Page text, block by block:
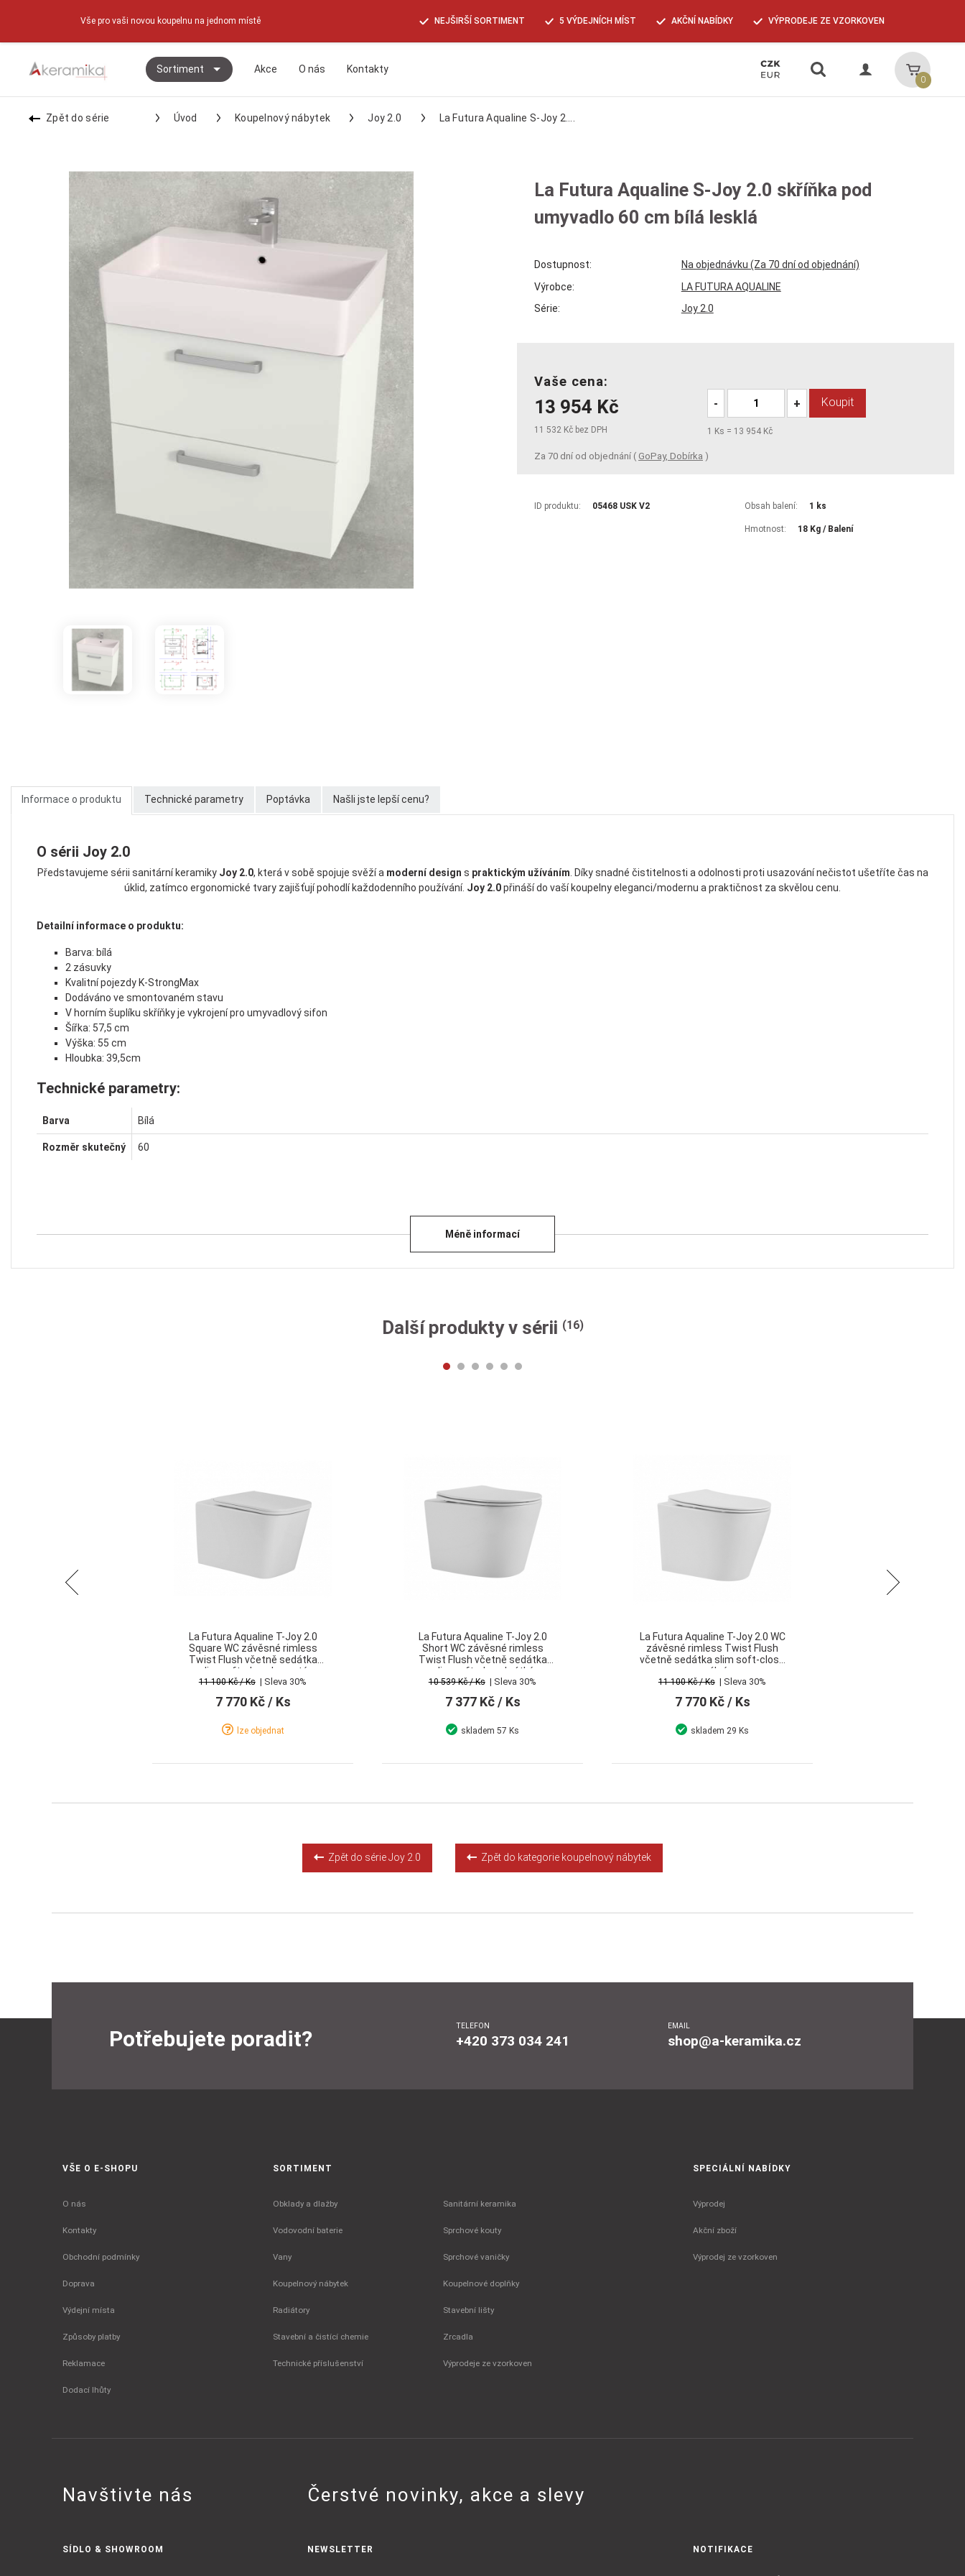
Vše pro vaši novou koupelnu na jednom místě NEJŠIRŠÍ SORTIMENT 5 VÝDEJNÍCH MÍST AKČNÍ NABÍDKY VÝPRODEJE ZE VZORKOVEN
Sortiment Akce O nás Kontakty Vyhledávání Košík
0
Zpět do série Úvod Koupelnový nábytek Joy 2.0 La Futura Aqualine S-Joy 2....
La Futura Aqualine S-Joy 2.0 skříňka pod
umyvadlo 60 cm bílá lesklá
Dostupnost:
Na objednávku (Za 70 dní od objednání)
Výrobce:
LA FUTURA AQUALINE
Série:
Joy 2.0
Vaše cena:
13 954 Kč
11 532 Kč bez DPH
- + Koupit
1 Ks = 13 954 Kč
Za 70 dní od objednání ( GoPay, Dobírka )
ID produktu: 05468 USK V2 Obsah balení: 1 ks
Hmotnost: 18 Kg / Balení
Informace o produktu Technické parametry Poptávka Našli jste lepší cenu?
O sérii Joy 2.0
Představujeme sérii sanitární keramiky Joy 2.0, která v sobě spojuje svěží a moderní design s praktickým užíváním. Díky snadné čistitelnosti a odolnosti proti usazování nečistot ušetříte čas na
úklid, zatímco ergonomické tvary zajišťují pohodlí každodenního používání. Joy 2.0přináší do vaší koupelny eleganci/modernu a praktičnost za skvělou cenu.
Detailní informace o produktu:
Barva: bílá
2 zásuvky
Kvalitní pojezdy K-StrongMax
Dodáváno ve smontovaném stavu
V horním šuplíku skříňky je vykrojení pro umyvadlový sifon
Šířka: 57,5 cm
Výška: 55 cm
Hloubka: 39,5cm
Technické parametry:
Barva Bílá
Rozměr skutečný 60
Méně informací
Další produkty v sérii (16)
La Futura Aqualine T-Joy 2.0
Square WC závěsné rimless
Twist Flush včetně sedátka
slim soft-close hranatý
11 100 Kč/ Ks | Sleva 30%
7 770 Kč/ Ks
lze objednat
La Futura Aqualine T-Joy 2.0
Short WC závěsné rimless
Twist Flush včetně sedátka
slim soft-close krátký
10 539 Kč/ Ks | Sleva 30%
7 377 Kč/ Ks
skladem 57 Ks
La Futura Aqualine T-Joy 2.0 WC
závěsné rimless Twist Flush
včetně sedátka slim soft-close
oválný
11 100 Kč/ Ks | Sleva 30%
7 770 Kč/ Ks
skladem 29 Ks
Zpět do série Joy 2.0 Zpět do kategorie koupelnový nábytek
Potřebujete poradit?
TELEFON
+420 373 034 241
EMAIL
shop@a-keramika.cz
VŠE O E-SHOPU
O nás
Kontakty
Obchodní podmínky
Doprava
Výdejní místa
Způsoby platby
Reklamace
Dodací lhůty
SORTIMENT
Obklady a dlažby Sanitární keramika
Vodovodní baterie Sprchové kouty
Vany Sprchové vaničky
Koupelnový nábytek Koupelnové doplňky
Radiátory Stavební lišty
Stavební a čistící chemie Zrcadla
Technické příslušenství Výprodeje ze vzorkoven
SPECIÁLNÍ NABÍDKY
Výprodej
Akční zboží
Výprodej ze vzorkoven
Navštivte nás Čerstvé novinky, akce a slevy
SÍDLO & SHOWROOM NEWSLETTER NOTIFIKACE